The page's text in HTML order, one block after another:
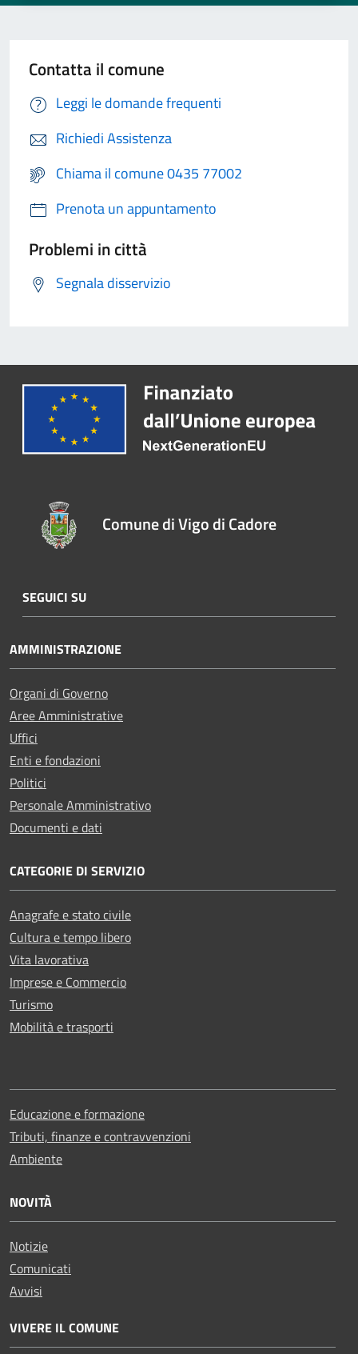
Contatta il comune
Leggi le domande frequenti
Richiedi Assistenza
Chiama il comune 0435 77002
Prenota un appuntamento
Problemi in città
Segnala disservizio
Comune di Vigo di Cadore
SEGUICI SU
AMMINISTRAZIONE
Organi di Governo
Aree Amministrative
Uffici
Enti e fondazioni
Politici
Personale Amministrativo
Documenti e dati
CATEGORIE DI SERVIZIO
Anagrafe e stato civile
Cultura e tempo libero
Vita lavorativa
Imprese e Commercio
Turismo
Mobilità e trasporti
Educazione e formazione
Tributi, finanze e contravvenzioni
Ambiente
NOVITÀ
Notizie
Comunicati
Avvisi
VIVERE IL COMUNE